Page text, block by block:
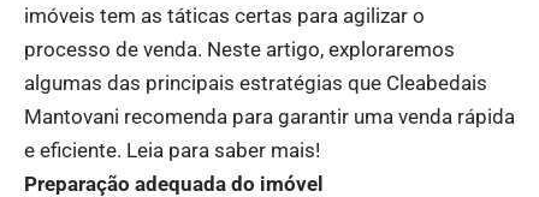
imóveis tem as táticas certas para agilizar o
processo de venda. Neste artigo, exploraremos
algumas das principais estratégias que Cleabedais
Mantovani recomenda para garantir uma venda rápida
e eficiente. Leia para saber mais!
Preparação adequada do imóvel